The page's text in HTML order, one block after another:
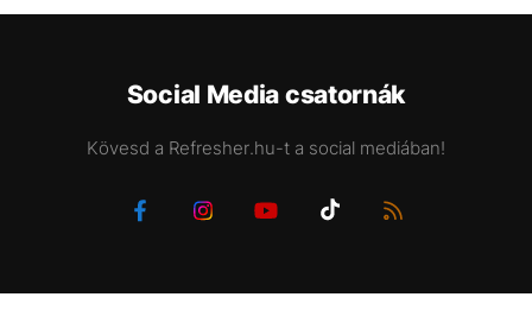
Social Media csatornák
Kövesd a Refresher.hu-t a social mediában!